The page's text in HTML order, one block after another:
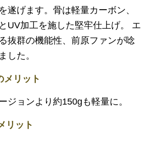
遂げます。骨は軽量カーボン、
UV加工を施した堅牢仕上げ。 エ
抜群の機能性、前原ファンが唸
した。
メリット
ジョンより約150gも軽量に。
リット